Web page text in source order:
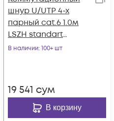
шнур U/UTP 4-х
парный cat.6 1.0м
LSZH standart
чёрный
В наличии: 100+ шт
19 541 сум
В корзину